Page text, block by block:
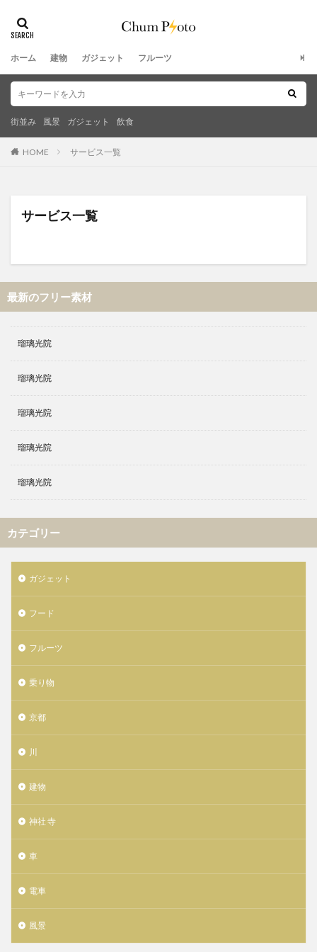
ホーム 建物 ガジェット フルーツ
街並み 風景 ガジェット 飲食
HOME サービス一覧
サービス一覧
最新のフリー素材
瑠璃光院
瑠璃光院
瑠璃光院
瑠璃光院
瑠璃光院
カテゴリー
ガジェット
フード
フルーツ
乗り物
京都
川
建物
神社 寺
車
電車
風景